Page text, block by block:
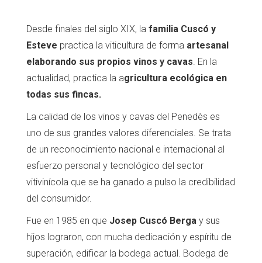
Desde finales del siglo XIX, la familia Cuscó y
Esteve practica la viticultura de forma artesanal
elaborando sus propios vinos y cavas . En la
actualidad, practica la agricultura ecológica en
todas sus fincas.
La calidad de los vinos y cavas del Penedès es
uno de sus grandes valores diferenciales. Se trata
de un reconocimiento nacional e internacional al
esfuerzo personal y tecnológico del sector
vitivinícola que se ha ganado a pulso la credibilidad
del consumidor.
Fue en 1985 en que Josep Cuscó Berga y sus
hijos lograron, con mucha dedicación y espíritu de
superación, edificar la bodega actual. Bodega de